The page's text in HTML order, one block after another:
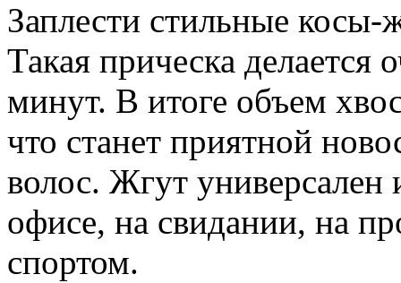
Заплести стильные
Такая прическа делается
минут. В итоге объем
что станет приятной
волос. Жгут универсален
офисе, на свидании, на
спортом.